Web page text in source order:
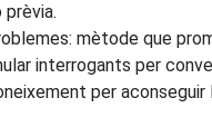
prèvia.
mètode que
interrogants per
per aconseguir